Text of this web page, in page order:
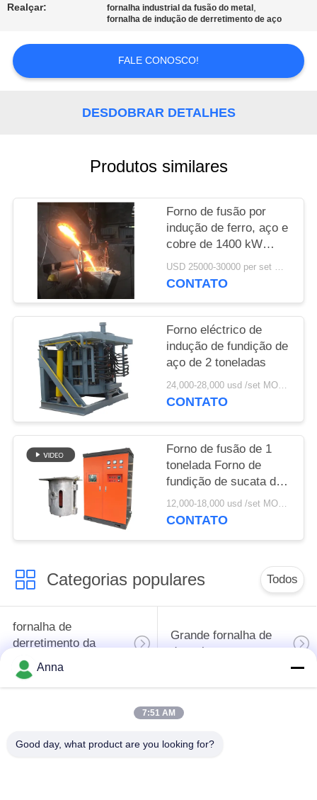
NOTÍCIA
UMAS
CITAÇÕES
SITE
POLÍTICA
PRIVACIDADE
Realçar: fornalha industrial da fusão do metal ,
fornalha de indução de derretimento de aço
FALE CONOSCO!
DESDOBRAR DETALHES
Produtos similares
Forno de fusão por
indução de ferro, aço e
cobre de 1400 kW
Capacidade 2000 kg USD 25000-30000 per set MOQ:1 conjunto
CONTATO
Forno eléctrico de
indução de fundição de
aço de 2 toneladas
24,000-28,000 usd /set MOQ:1 conjunto
CONTATO
Forno de fusão de 1
tonelada Forno de
fundição de sucata de
alumínio Forno de
fusão de ferro
12,000-18,000 usd /set MOQ:1 conjunto
CONTATO
Categorias populares Todos
fornalha de
derretimento da
indução
Grande fornalha de
derretimento
aquecimento da
Anna
7:51 AM
Good day, what product are you looking for?